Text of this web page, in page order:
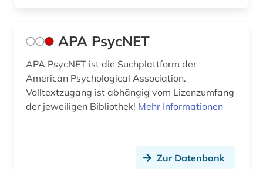
finanzwirtschaft (3)
forschung (2)
forschungseinrichtung (1)
APA PsycNET
APA PsycNET ist die Suchplattform der
American Psychological Association.
Volltextzugang ist abhängig vom Lizenzumfang
der jeweiligen Bibliothek! Mehr Informationen
Zur Datenbank